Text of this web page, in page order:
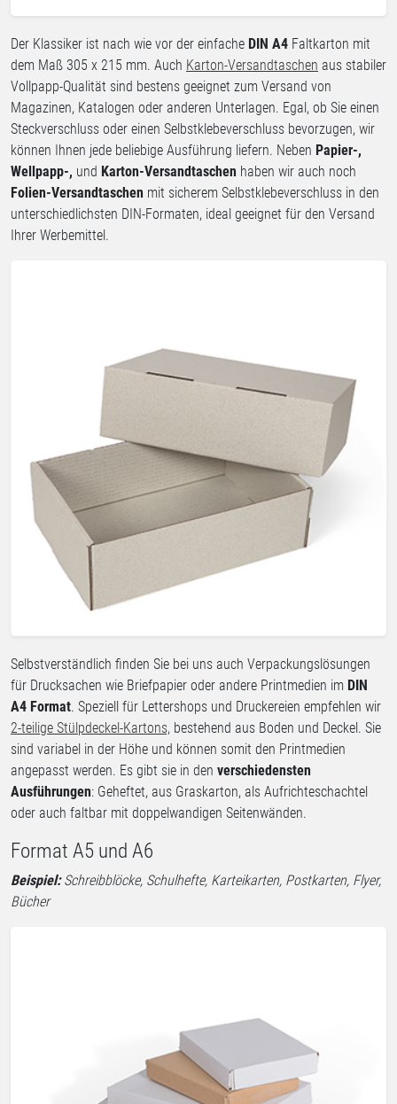
Der Klassiker ist nach wie vor der einfache DIN A4 Faltkarton mit
dem Maß 305 x 215 mm. Auch Karton-Versandtaschen aus stabiler
Vollpapp-Qualität sind bestens geeignet zum Versand von
Magazinen, Katalogen oder anderen Unterlagen. Egal, ob Sie einen
Steckverschluss oder einen Selbstklebeverschluss bevorzugen, wir
können Ihnen jede beliebige Ausführung liefern. Neben Papier-,
Wellpapp-, und Karton-Versandtaschen haben wir auch noch
Folien-Versandtaschen mit sicherem Selbstklebeverschluss in den
unterschiedlichsten DIN-Formaten, ideal geeignet für den Versand
Ihrer Werbemittel.
Selbstverständlich finden Sie bei uns auch Verpackungslösungen
für Drucksachen wie Briefpapier oder andere Printmedien im DIN
A4 Format. Speziell für Lettershops und Druckereien empfehlen wir
2-teilige Stülpdeckel-Kartons, bestehend aus Boden und Deckel. Sie
sind variabel in der Höhe und können somit den Printmedien
angepasst werden. Es gibt sie in den verschiedensten
Ausführungen: Geheftet, aus Graskarton, als Aufrichteschachtel
oder auch faltbar mit doppelwandigen Seitenwänden.
Format A5 und A6
Beispiel:Schreibblöcke, Schulhefte, Karteikarten, Postkarten, Flyer,
Bücher